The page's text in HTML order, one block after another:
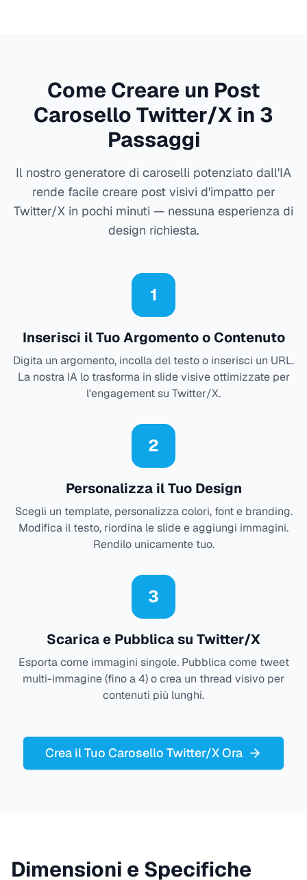
Come Creare un Post
Carosello Twitter/X in 3
Passaggi
Il nostro generatore di caroselli potenziato dall'IA
rende facile creare post visivi d'impatto per
Twitter/X in pochi minuti — nessuna esperienza di
design richiesta.
1
Inserisci il Tuo Argomento o Contenuto
Digita un argomento, incolla del testo o inserisci un URL.
La nostra IA lo trasforma in slide visive ottimizzate per
l'engagement su Twitter/X.
2
Personalizza il Tuo Design
Scegli un template, personalizza colori, font e branding.
Modifica il testo, riordina le slide e aggiungi immagini.
Rendilo unicamente tuo.
3
Scarica e Pubblica su Twitter/X
Esporta come immagini singole. Pubblica come tweet
multi-immagine (fino a 4) o crea un thread visivo per
contenuti più lunghi.
Crea il Tuo Carosello Twitter/X Ora
Dimensioni e Specifiche